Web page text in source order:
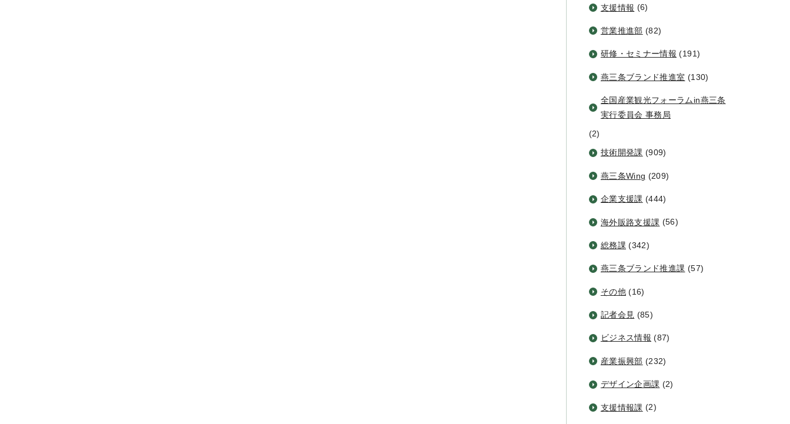
支援情報 (6)
営業推進部 (82)
研修・セミナー情報 (191)
燕三条ブランド推進室 (130)
全国産業観光フォーラムin燕三条
実行委員会 事務局
(2)
技術開発課 (909)
燕三条Wing (209)
企業支援課 (444)
海外販路支援課 (56)
総務課 (342)
燕三条ブランド推進課 (57)
その他(16)
記者会見 (85)
ビジネス情報 (87)
産業振興部 (232)
デザイン企画課 (2)
支援情報課 (2)